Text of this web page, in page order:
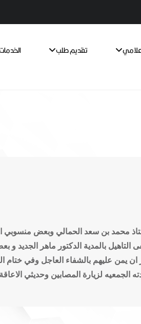
تقديم طلب
محمد بن سعد الحمالي وبعض
بالمدية الدكتور ماهر الجديد
ان يمن عليهم بالشفاء العاجل وفي ختام
الجمعيه لزيارة المصابين وحديثي